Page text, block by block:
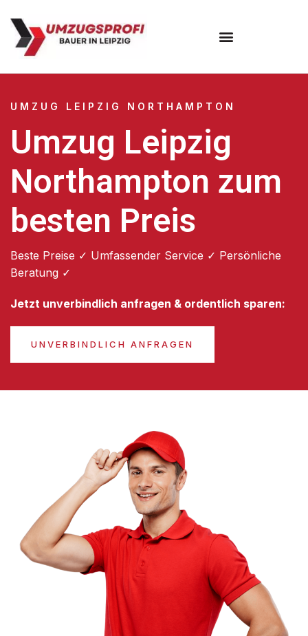
UMZUG LEIPZIG NORTHAMPTON
Umzug Leipzig
Northampton zum
besten Preis
Beste Preise ✓ Umfassender Service ✓ Persönliche
Beratung ✓
Jetzt unverbindlich anfragen & ordentlich sparen:
UNVERBINDLICH ANFRAGEN